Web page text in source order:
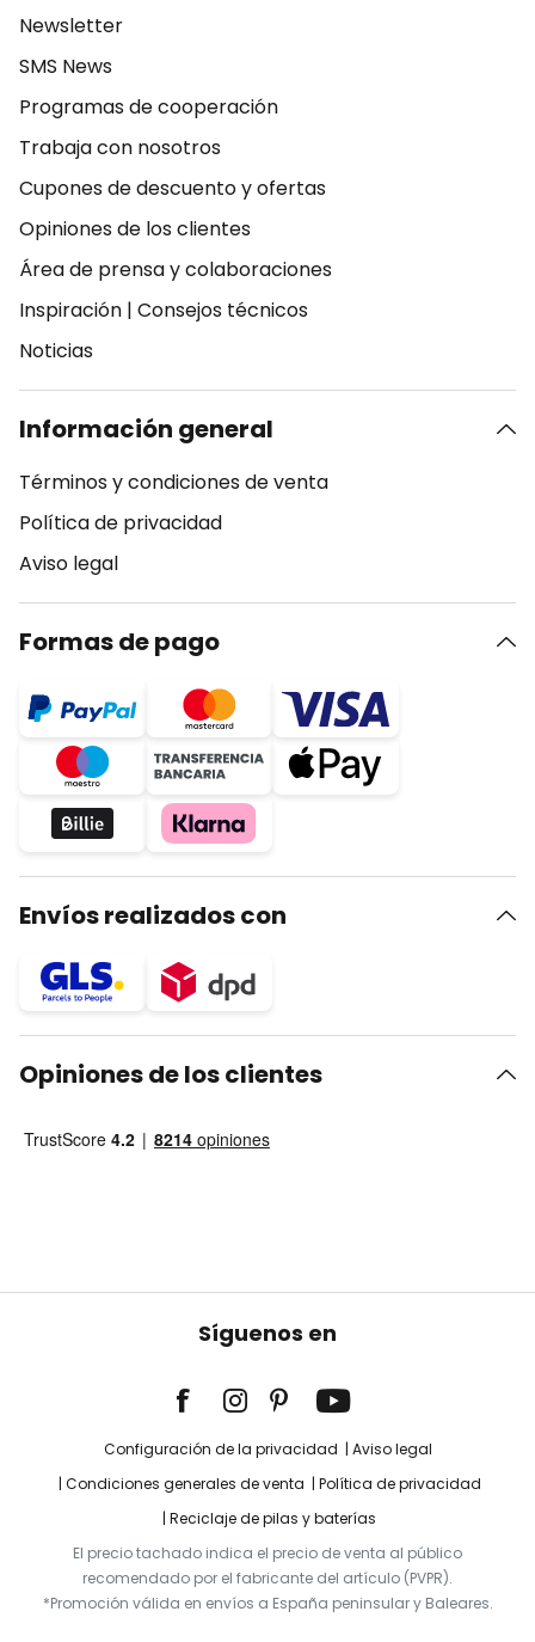
Newsletter
SMS News
Programas de cooperación
Trabaja con nosotros
Cupones de descuento y ofertas
Opiniones de los clientes
Área de prensa y colaboraciones
Inspiración | Consejos técnicos
Noticias
Información general
Términos y condiciones de venta
Política de privacidad
Aviso legal
Formas de pago
Envíos realizados con
Opiniones de los clientes
Síguenos en
Configuración de la privacidad
Aviso legal
Condiciones generales de venta
Política de privacidad
Reciclaje de pilas y baterías
El precio tachado indica el precio de venta al público
recomendado por el fabricante del artículo (PVPR).
*Promoción válida en envíos a España peninsular y Baleares.